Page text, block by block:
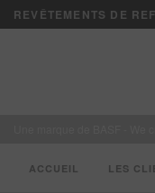
REVÊTEMENTS DE
ACCUEIL LES